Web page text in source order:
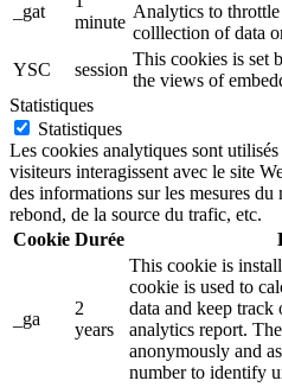
_gat
minute
Analytics to
colllection of data
YSC
session
This cookies is set
the views of
Statistiques
Statistiques
Les cookies analytiques sont
visiteurs interagissent avec le site
des informations sur les mesures
rebond, de la source du trafic, etc.
Cookie Durée
_ga
2
years
This cookie is
cookie is used to
data and keep track
analytics report.
anonymously and
number to identify